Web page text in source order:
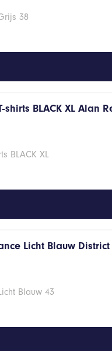
38
BLACK XL Alan
BLACK XL
Licht Blauw
Blauw 43